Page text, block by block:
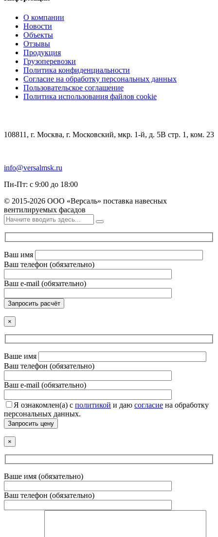
О компании
Новости
Объекты
Отзывы
Продукция
Грузоперевозки
Политика конфиденциальности
Согласие на обработку персональных данных
Пользовательское соглашение
Политика использования файлов cookie
108811, г. Москва, г. Московский, мкр. 1-й, д. 5В стр. 1, ком. 23
info@versalmsk.ru
Пн-Пт: с 9:00 до 18:00
© 2015-2026 ООО «Версаль» поставка навесных
вентилируемых фасадов
Ваш имя
Ваш телефон (обязательно)
Ваш e-mail (обязательно)
Запросить расчёт
×
Ваше имя
Ваш телефон (обязательно)
Ваш e-mail (обязательно)
Я ознакомлен(а) с политикой и даю согласие на обработку
персональных данных.
Запросить цену
×
Ваше имя (обязательно)
Ваш телефон (обязательно)